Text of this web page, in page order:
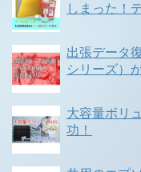
しまった！
出張データ
シリーズ）
大容量ボリ
功！